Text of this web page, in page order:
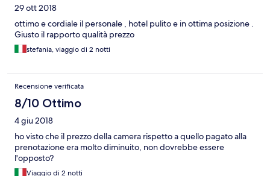
29 ott 2018
ottimo e cordiale il personale , hotel pulito e in ottima posizione .
Giusto il rapporto qualità prezzo
stefania, viaggio di 2 notti
Recensione verificata
8/10 Ottimo
4 giu 2018
ho visto che il prezzo della camera rispetto a quello pagato alla
prenotazione era molto diminuito, non dovrebbe essere
l'opposto?
Viaggio di 2 notti